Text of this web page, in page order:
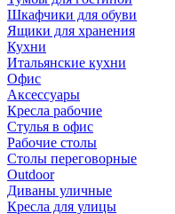
Шкафчики для обуви
Ящики для хранения
Кухни
Итальянские кухни
Офис
Аксессуары
Кресла рабочие
Стулья в офис
Рабочие столы
Столы переговорные
Outdoor
Диваны уличные
Кресла для улицы